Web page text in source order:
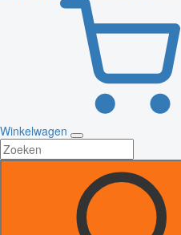
Winkelwagen